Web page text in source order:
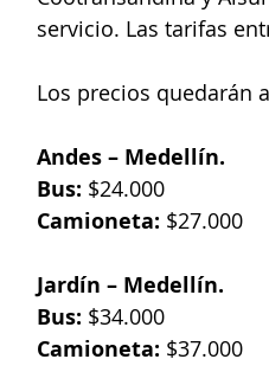
servicio. Las tarifas
Los precios quedarán
Andes – Medellín.
Bus: $24.000
Camioneta: $27.000
Jardín – Medellín.
Bus: $34.000
Camioneta: $37.000